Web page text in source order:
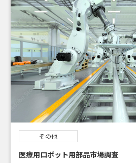
その他
医療用ロボット用部品市場調査